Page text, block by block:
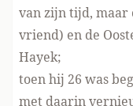
van zijn tijd, maar
vriend) en de
Hayek;
toen hij 26 was
met daarin